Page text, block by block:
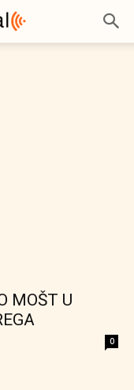
MOŠT U
0